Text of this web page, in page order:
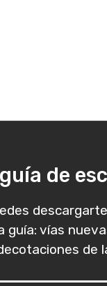
de
guía: vías
de